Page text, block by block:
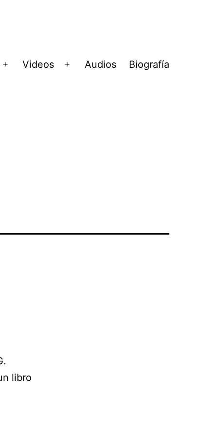
Abrir
Videos
Abrir
Audios Biografía
libro